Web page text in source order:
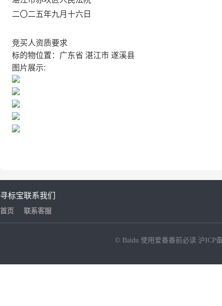
二〇二五年九月十六 日
竞买人资质要求
标的物位置：广东省 湛江市 遂溪县
图片展示:
寻标宝
首页
联系我们
联系客服
© Baidu 使用爱番番前必读 沪ICP